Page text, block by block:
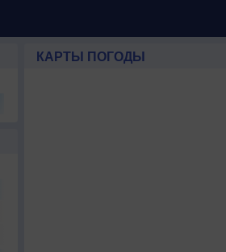
КАРТЫ ПОГОДЫ